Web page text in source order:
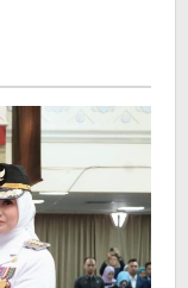
Wakil
Bupati
2025–
2030